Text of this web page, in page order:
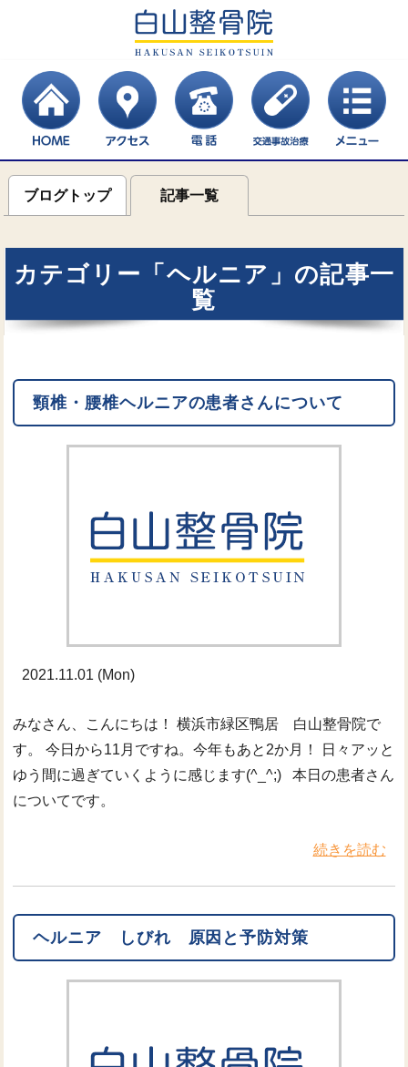
ブログトップ 記事一覧
カテゴリー「ヘルニア」の記事一
覧
頸椎・腰椎ヘルニアの患者さんについて
2021.11.01 (Mon)
みなさん、こんにちは！ 横浜市緑区鴨居 白山整骨院で
す。 今日から11月ですね。今年もあと2か月！ 日々アッと
ゆう間に過ぎていくように感じます(^_^;) 本日の患者さん
についてです。
続きを読む
ヘルニア しびれ 原因と予防対策